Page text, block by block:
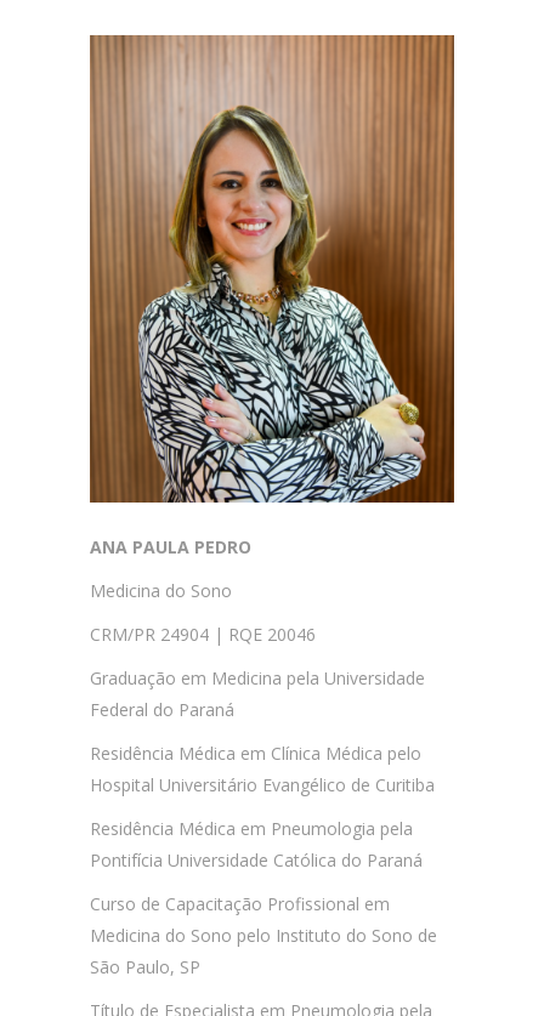
ANA PAULA PEDRO
Medicina do Sono
CRM/PR 24904 | RQE 20046
Graduação em Medicina pela Universidade
Federal do Paraná
Residência Médica em Clínica Médica pelo
Hospital Universitário Evangélico de Curitiba
Residência Médica em Pneumologia pela
Pontifícia Universidade Católica do Paraná
Curso de Capacitação Profissional em
Medicina do Sono pelo Instituto do Sono de
São Paulo, SP
Título de Especialista em Pneumologia pela